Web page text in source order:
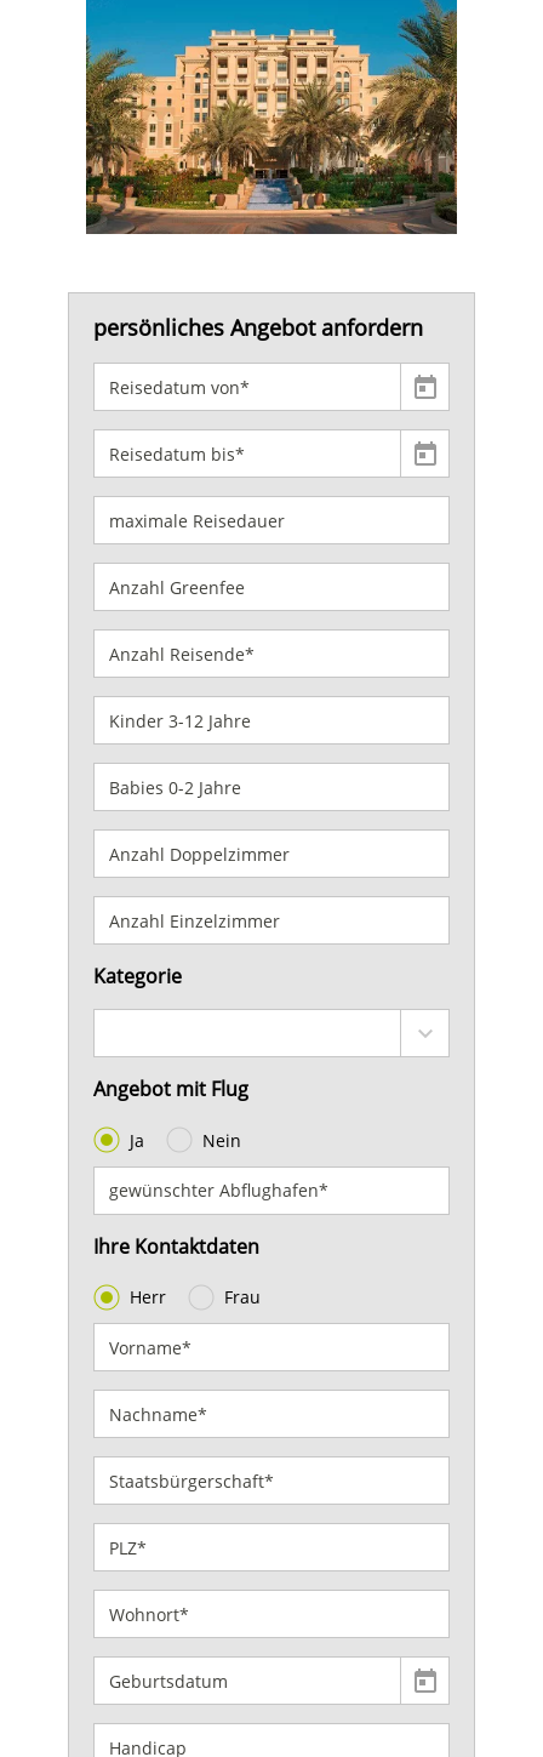
persönliches Angebot anfordern
Kategorie
Angebot mit Flug
Ja Nein
Ihre Kontaktdaten
Herr Frau